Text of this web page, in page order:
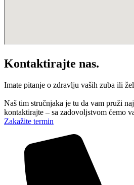
Kontaktirajte nas.
Imate pitanje o zdravlju vaših zuba ili
Naš tim stručnjaka je tu da vam pruži
kontaktirajte – sa zadovoljstvom ćemo
Zakažite termin